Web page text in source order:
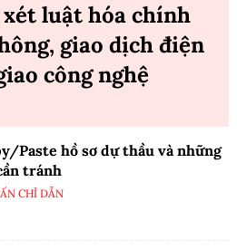
luật hóa chính
giao dịch điện
công nghệ
Paste hồ sơ dự thầu và những
tránh
CHỈ DẪN